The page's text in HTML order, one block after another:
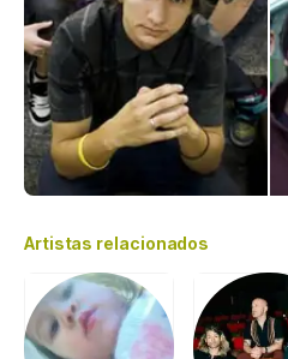
Artistas relacionados